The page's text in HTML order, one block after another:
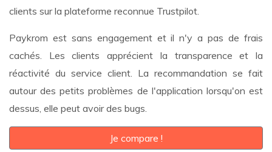
clients sur la plateforme reconnue Trustpilot.
Paykrom est sans engagement et il n'y a pas de frais
cachés. Les clients apprécient la transparence et la
réactivité du service client. La recommandation se fait
autour des petits problèmes de l'application lorsqu'on est
dessus, elle peut avoir des bugs.
Je compare !